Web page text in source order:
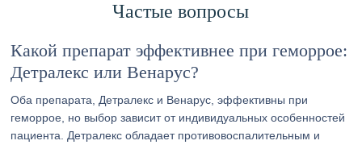
Частые вопросы
Какой препарат эффективнее при геморрое:
Детралекс или Венарус?
Оба препарата, Детралекс и Венарус, эффективны при
геморрое, но выбор зависит от индивидуальных особенностей
пациента. Детралекс обладает противовоспалительным и